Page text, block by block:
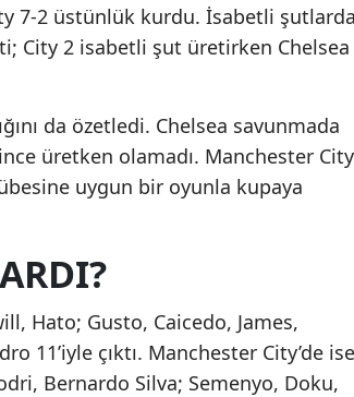
7-2 üstünlük kurdu. İsabetli
City 2 isabetli şut üretirken Chelsea
da özetledi. Chelsea savunmada
üretken olamadı. Manchester City
uygun bir oyunla kupaya
Hato; Gusto, Caicedo, James,
11’iyle çıktı. Manchester City’de ise
Bernardo Silva; Semenyo, Doku,